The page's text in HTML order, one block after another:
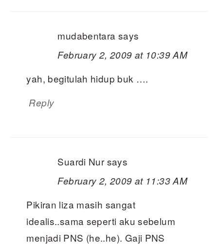
mudabentara says
February 2, 2009 at 10:39 AM
yah, begitulah hidup buk ….
Reply
Suardi Nur says
February 2, 2009 at 11:33 AM
Pikiran liza masih sangat
idealis..sama seperti aku sebelum
menjadi PNS (he..he). Gaji PNS